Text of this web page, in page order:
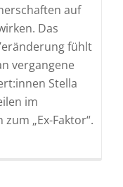
auf
Das
fühlt
vergangene
Stella
im
„Ex-Faktor“.